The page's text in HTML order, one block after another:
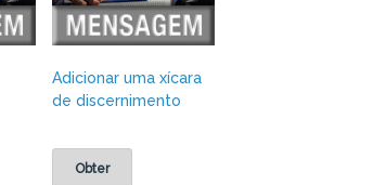
Adicionar uma xícara
de discernimento
Obter